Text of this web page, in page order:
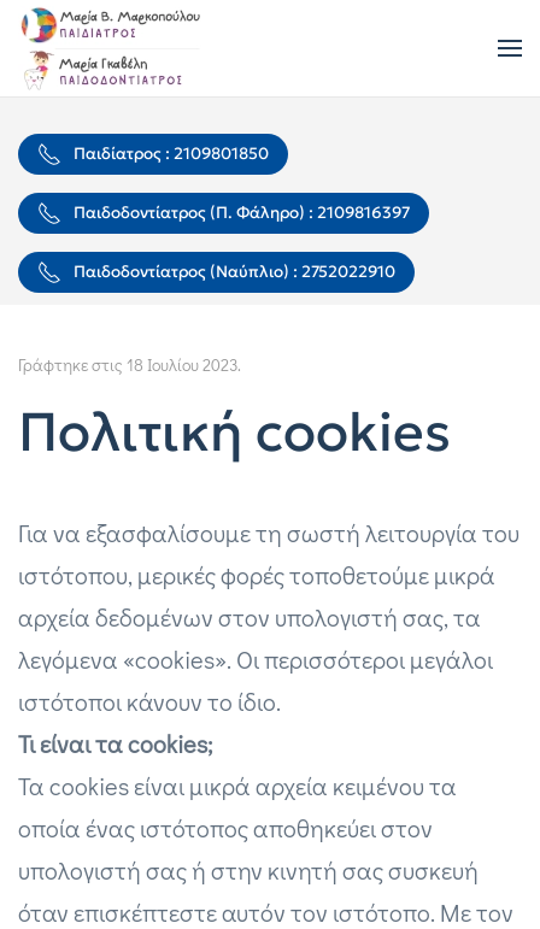
Skip to main content
Παιδίατρος : 2109801850
Παιδοδοντίατρος (Π. Φάληρο) : 2109816397
Παιδοδοντίατρος (Ναύπλιο) : 2752022910
Γράφτηκε στις 18 Ιουλίου 2023.
Πολιτική cookies
Για να εξασφαλίσουμε τη σωστή λειτουργία του
ιστότοπου, μερικές φορές τοποθετούμε μικρά
αρχεία δεδομένων στον υπολογιστή σας, τα
λεγόμενα «cookies». Οι περισσότεροι μεγάλοι
ιστότοποι κάνουν το ίδιο.
Τι είναι τα cookies;
Τα cookies είναι μικρά αρχεία κειμένου τα
οποία ένας ιστότοπος αποθηκεύει στον
υπολογιστή σας ή στην κινητή σας συσκευή
όταν επισκέπτεστε αυτόν τον ιστότοπο. Με τον